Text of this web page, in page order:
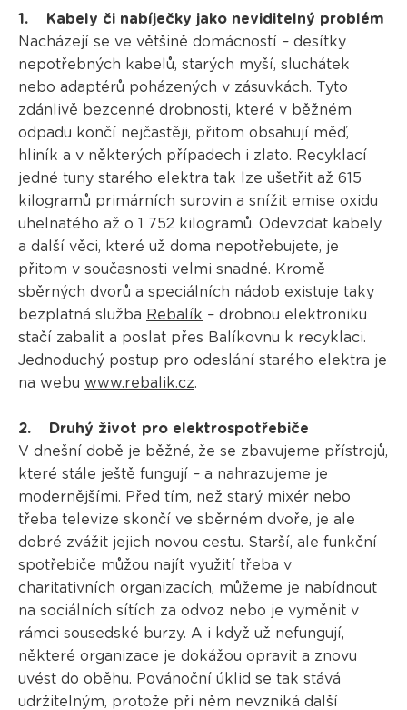
1. Kabely či nabíječky jako neviditelný problém
Nacházejí se ve většině domácností – desítky
nepotřebných kabelů, starých myší, sluchátek
nebo adaptérů poházených v zásuvkách. Tyto
zdánlivě bezcenné drobnosti, které v běžném
odpadu končí nejčastěji, přitom obsahují měď,
hliník a v některých případech i zlato. Recyklací
jedné tuny starého elektra tak lze ušetřit až 615
kilogramů primárních surovin a snížit emise oxidu
uhelnatého až o 1 752 kilogramů. Odevzdat kabely
a další věci, které už doma nepotřebujete, je
přitom v současnosti velmi snadné. Kromě
sběrných dvorů a speciálních nádob existuje taky
bezplatná služba Rebalík – drobnou elektroniku
stačí zabalit a poslat přes Balíkovnu k recyklaci.
Jednoduchý postup pro odeslání starého elektra je
na webu www.rebalik.cz.
2. Druhý život pro elektrospotřebiče
V dnešní době je běžné, že se zbavujeme přístrojů,
které stále ještě fungují – a nahrazujeme je
modernějšími. Před tím, než starý mixér nebo
třeba televize skončí ve sběrném dvoře, je ale
dobré zvážit jejich novou cestu. Starší, ale funkční
spotřebiče můžou najít využití třeba v
charitativních organizacích, můžeme je nabídnout
na sociálních sítích za odvoz nebo je vyměnit v
rámci sousedské burzy. A i když už nefungují,
některé organizace je dokážou opravit a znovu
uvést do oběhu. Povánoční úklid se tak stává
udržitelným, protože při něm nevzniká další